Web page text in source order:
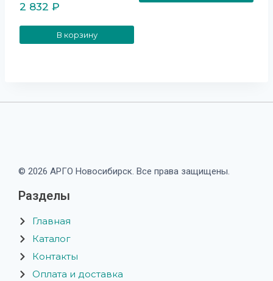
2 832 ₽
В корзину
© 2026 АРГО Новосибирск. Все права защищены.
Разделы
Главная
Каталог
Контакты
Оплата и доставка